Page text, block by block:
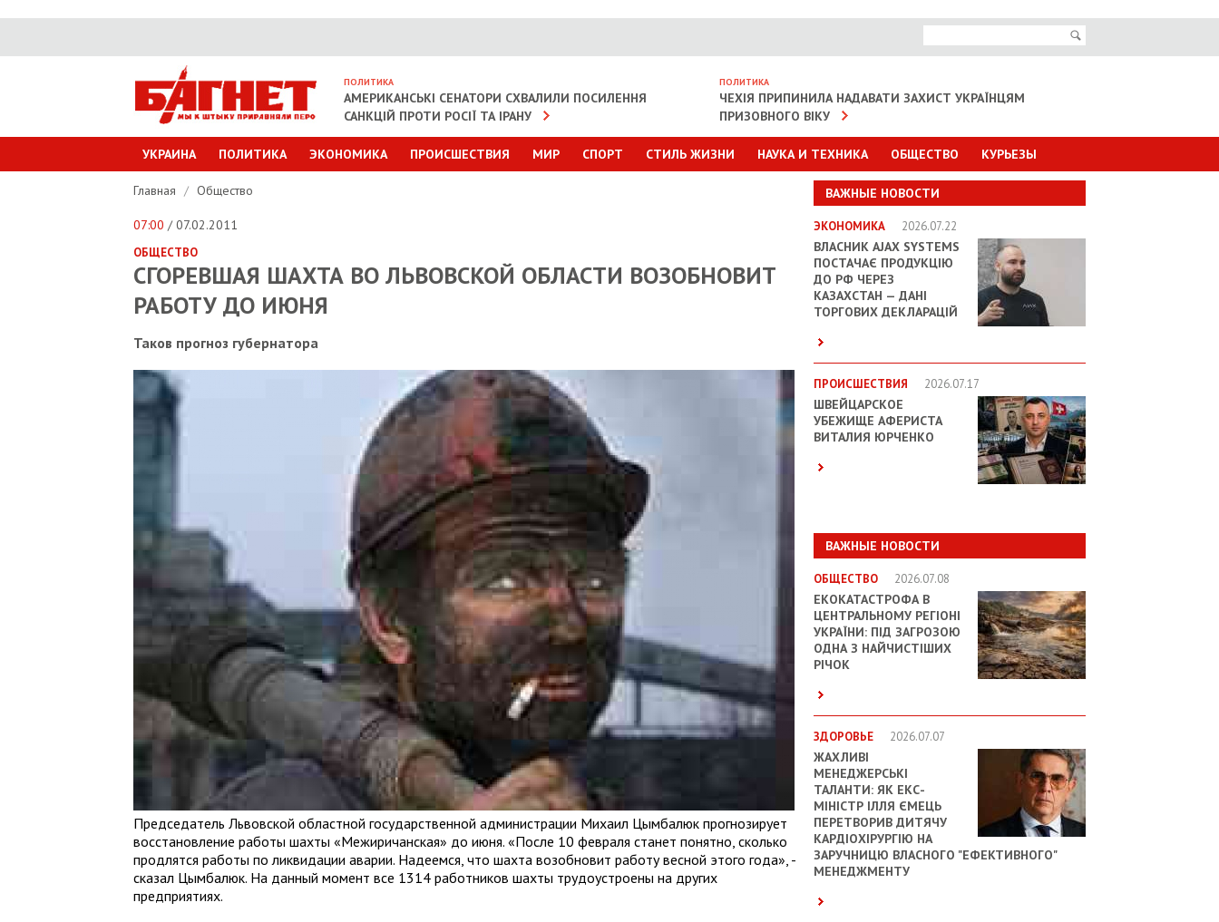
ПОЛИТИКА
АМЕРИКАНСЬКІ СЕНАТОРИ СХВАЛИЛИ ПОСИЛЕННЯ
САНКЦІЙ ПРОТИ РОСІЇ ТА ІРАНУ
ПОЛИТИКА
ЧЕХІЯ ПРИПИНИЛА НАДАВАТИ ЗАХИСТ УКРАЇНЦЯМ
ПРИЗОВНОГО ВІКУ
УКРАИНА ПОЛИТИКА ЭКОНОМИКА ПРОИСШЕСТВИЯ МИР СПОРТ СТИЛЬ ЖИЗНИ НАУКА И ТЕХНИКА ОБЩЕСТВО КУРЬЕЗЫ
ВАЖНЫЕ НОВОСТИ
ЭКОНОМИКА 2026.07.22
ВЛАСНИК AJAX SYSTEMS
ПОСТАЧАЄ ПРОДУКЦІЮ
ДО РФ ЧЕРЕЗ
КАЗАХСТАН — ДАНІ
ТОРГОВИХ ДЕКЛАРАЦІЙ
ПРОИСШЕСТВИЯ 2026.07.17
ШВЕЙЦАРСКОЕ
УБЕЖИЩЕ АФЕРИСТА
ВИТАЛИЯ ЮРЧЕНКО
ВАЖНЫЕ НОВОСТИ
ОБЩЕСТВО 2026.07.08
ЕКОКАТАСТРОФА В
ЦЕНТРАЛЬНОМУ РЕГІОНІ
УКРАЇНИ: ПІД ЗАГРОЗОЮ
ОДНА З НАЙЧИСТІШИХ
РІЧОК
ЗДОРОВЬЕ 2026.07.07
ЖАХЛИВІ
МЕНЕДЖЕРСЬКІ
ТАЛАНТИ: ЯК ЕКС-
МІНІСТР ІЛЛЯ ЄМЕЦЬ
ПЕРЕТВОРИВ ДИТЯЧУ
КАРДІОХІРУРГІЮ НА
ЗАРУЧНИЦЮ ВЛАСНОГО "ЕФЕКТИВНОГО"
МЕНЕДЖМЕНТУ
Главная / Общество
07:00 / 07.02.2011
ОБЩЕСТВО
СГОРЕВШАЯ ШАХТА ВО ЛЬВОВСКОЙ ОБЛАСТИ ВОЗОБНОВИТ
РАБОТУ ДО ИЮНЯ
Таков прогноз губернатора
Председатель Львовской областной государственной администрации Михаил Цымбалюк прогнозирует
восстановление работы шахты «Межиричанская» до июня. «После 10 февраля станет понятно, сколько
продлятся работы по ликвидации аварии. Надеемся, что шахта возобновит работу весной этого года», -
сказал Цымбалюк. На данный момент все 1314 работников шахты трудоустроены на других
предприятиях.